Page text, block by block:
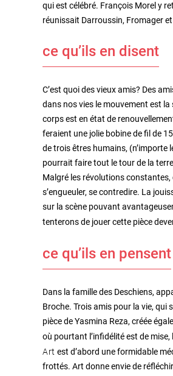
qui est célébré. François Morel y
réunissait Darroussin, Fromager
ce qu’ils en disent
C’est quoi des vieux amis? Des
dans nos vies le mouvement est
corps est en état de
feraient une jolie bobine de fil de
de trois êtres humains, (n’importe
pourrait faire tout le tour de la
Malgré les révolutions constantes,
s’engueuler, se contredire. La
sur la scène pouvant
tenterons de jouer cette pièce
ce qu’ils en pensent
Dans la famille des Deschiens,
Broche. Trois amis pour la vie, qui
pièce de Yasmina Reza, créée
où pourtant l’infidélité est de mise,
Art est d’abord une formidable
frottés. Art donne envie de